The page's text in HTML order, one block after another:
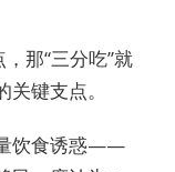
那“三分吃”就
键支点。
饮食诱惑——